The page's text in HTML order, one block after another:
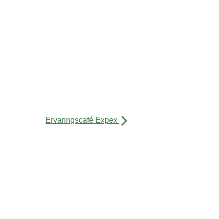
Ervaringscafé Expex